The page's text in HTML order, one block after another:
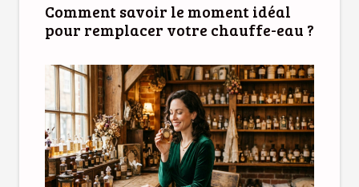
Comment savoir le moment idéal
pour remplacer votre chauffe-eau ?